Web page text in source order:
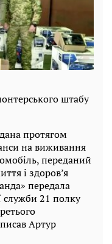
штабу
протягом
на виживання
переданий
і здоров’я
передала
служби 21 полку
Артур